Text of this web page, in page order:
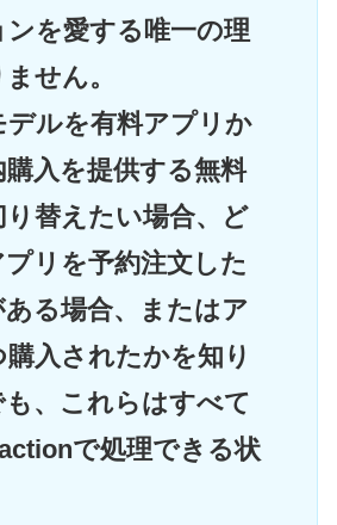
を愛する唯一の理
せん。
デルを有料アプリか
入を提供する無料
替えたい場合、ど
リを予約注文した
る場合、またはア
入されたかを知り
、これらはすべて
で処理できる状